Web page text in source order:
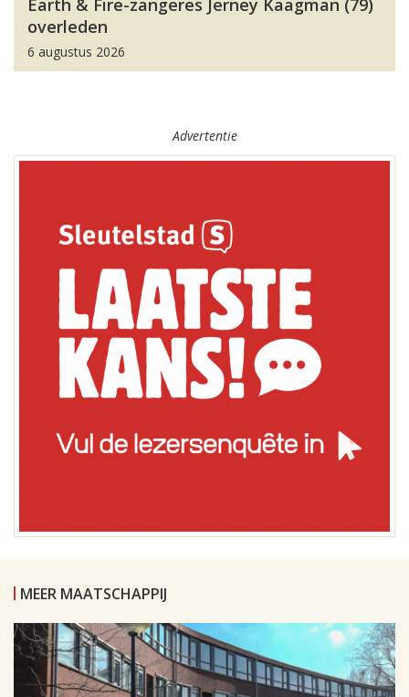
Earth & Fire-zangeres Jerney Kaagman (79)
overleden
6 augustus 2026
Advertentie
MEER MAATSCHAPPIJ